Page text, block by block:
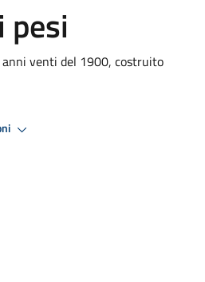
pesi
venti del 1900, costruito